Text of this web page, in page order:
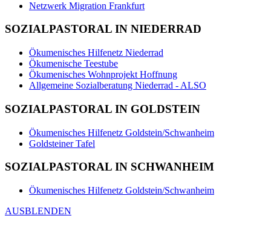
Netzwerk Migration Frankfurt
SOZIALPASTORAL IN NIEDERRAD
Ökumenisches Hilfenetz Niederrad
Ökumenische Teestube
Ökumenisches Wohnprojekt Hoffnung
Allgemeine Sozialberatung Niederrad - ALSO
SOZIALPASTORAL IN GOLDSTEIN
Ökumenisches Hilfenetz Goldstein/Schwanheim
Goldsteiner Tafel
SOZIALPASTORAL IN SCHWANHEIM
Ökumenisches Hilfenetz Goldstein/Schwanheim
AUSBLENDEN